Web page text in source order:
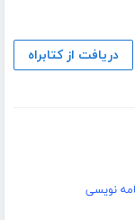
دریافت از کتابراه
نویسی